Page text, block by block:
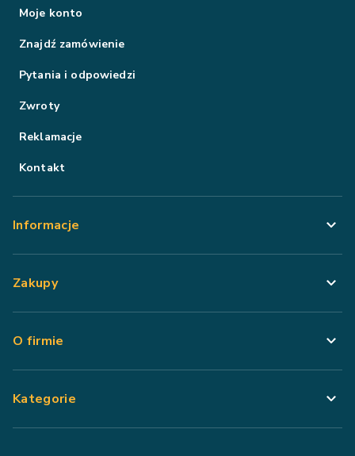
Moje konto
Znajdź zamówienie
Pytania i odpowiedzi
Zwroty
Reklamacje
Kontakt
Informacje
Zakupy
O firmie
Kategorie